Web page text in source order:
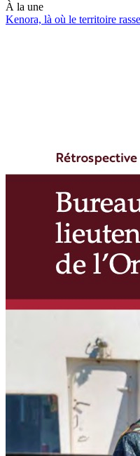
À la une
Kenora, là où le territoire